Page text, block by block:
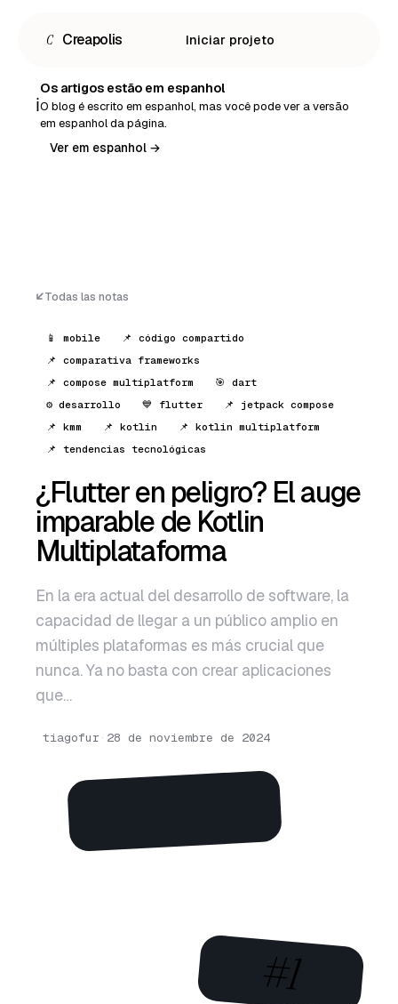
C Creapolis Iniciar projeto
English
ℹ️
Os artigos estão em espanhol
O blog é escrito em espanhol, mas você pode ver a versão
em espanhol da página.
Ver em espanhol →
Todas las notas
📱 mobile
📌 código compartido
📌 comparativa frameworks
📌 compose multiplatform
🎯 dart
⚙️ desarrollo
💙 flutter
📌 jetpack compose
📌 kmm
📌 kotlin
📌 kotlin multiplatform
📌 tendencias tecnológicas
¿Flutter en peligro? El auge
imparable de Kotlin
Multiplataforma
En la era actual del desarrollo de software, la
capacidad de llegar a un público amplio en
múltiples plataformas es más crucial que
nunca. Ya no basta con crear aplicaciones
que…
tiagofur · 28 de noviembre de 2024
#1